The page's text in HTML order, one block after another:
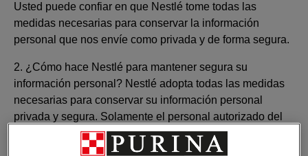
Usted puede confiar en que Nestlé tome todas las
medidas necesarias para conservar la información
personal que nos envíe como privada y de forma segura.
2. ¿Cómo hace Nestlé para mantener segura su
información personal? Nestlé adopta todas las medidas
necesarias para conservar su información personal
privada y segura. Solamente el personal autorizado del
Grupo Nestlé, el personal de otras compañías (por Ej.,
proveedores de servicios) o el personal autorizado de los